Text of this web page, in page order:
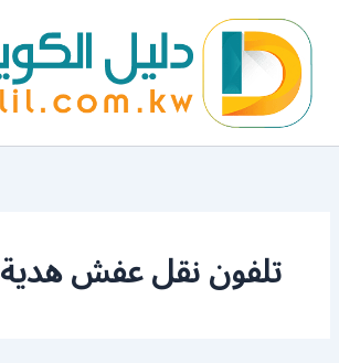
المحتوى
تلفون نقل عفش هدية